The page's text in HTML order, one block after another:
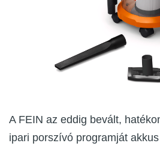
A FEIN az eddig bevált,
ipari porszívó programját